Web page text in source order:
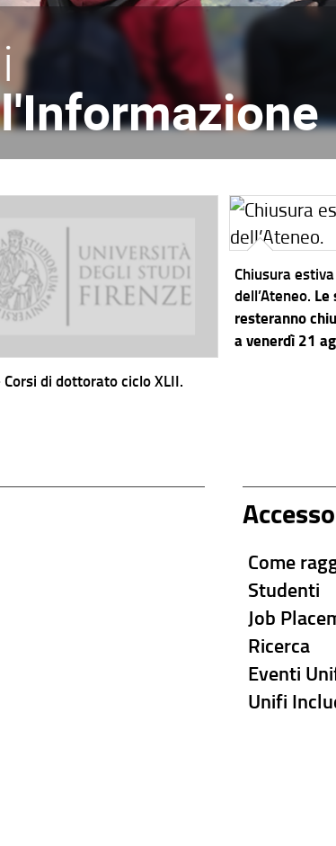
Corsi di dottorato ciclo XLII.
Chiusura
dell’Ateneo. Le
resteranno
a venerdì 21
Come
Studenti
Job
Ricerca
Eventi
Unifi